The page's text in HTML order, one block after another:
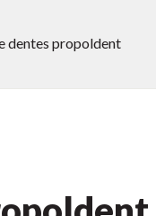
dentes propoldent